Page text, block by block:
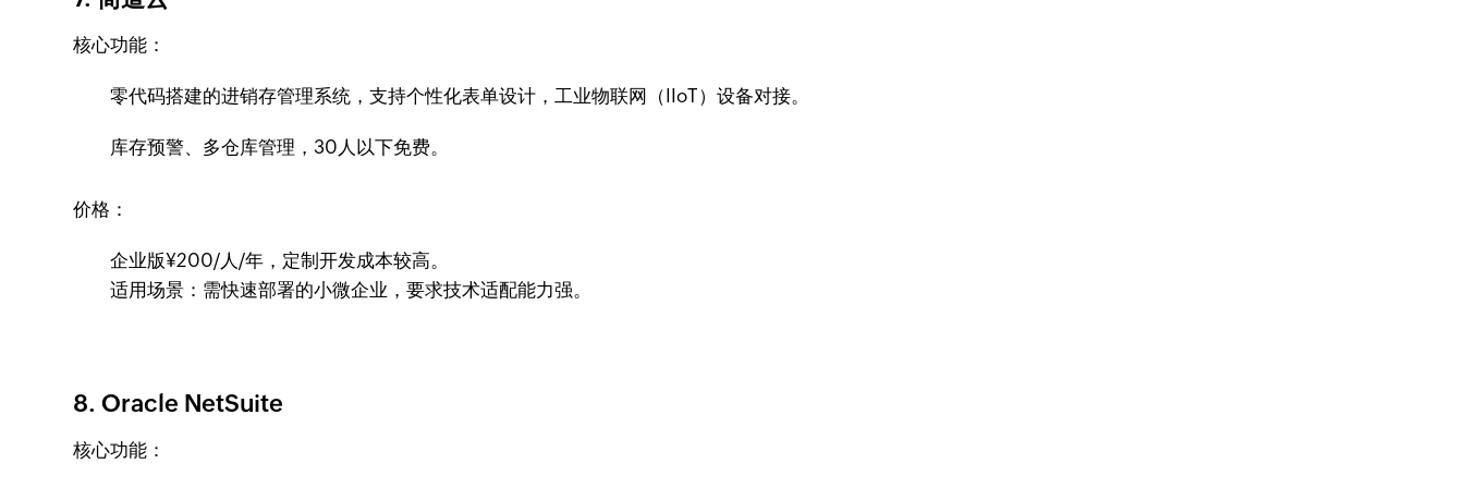
核心功能：
零代码搭建的进销存管理系统，支持个性化表单设计，工业物联网（IIoT）设备对接。
库存预警、多仓库管理，30人以下免费。
价格：
企业版¥200/人/年，定制开发成本较高。
适用场景：需快速部署的小微企业，要求技术适配能力强。
8. Oracle NetSuite
核心功能：